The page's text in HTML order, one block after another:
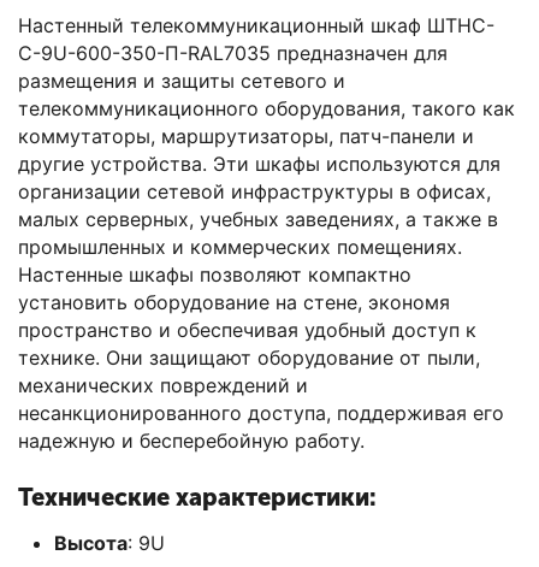
Настенный телекоммуникационный шкаф ШТНС-
С-9U-600-350-П-RAL7035 предназначен для
размещения и защиты сетевого и
телекоммуникационного оборудования, такого как
коммутаторы, маршрутизаторы, патч-панели и
другие устройства. Эти шкафы используются для
организации сетевой инфраструктуры в офисах,
малых серверных, учебных заведениях, а также в
промышленных и коммерческих помещениях.
Настенные шкафы позволяют компактно
установить оборудование на стене, экономя
пространство и обеспечивая удобный доступ к
технике. Они защищают оборудование от пыли,
механических повреждений и
несанкционированного доступа, поддерживая его
надежную и бесперебойную работу.
Технические характеристики:
Высота: 9U